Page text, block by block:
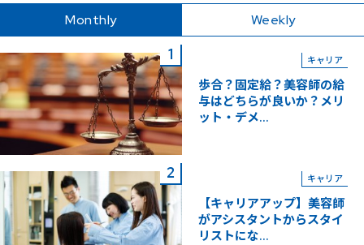
Monthly Weekly
キャリア
歩合？固定給？美容師の給
与はどちらが良いか？メリ
ット・デメ...
キャリア
【キャリアアップ】美容師
がアシスタントからスタイ
リストにな...